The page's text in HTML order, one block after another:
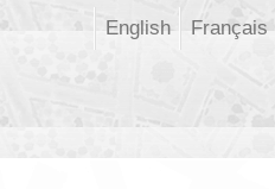
Français
English